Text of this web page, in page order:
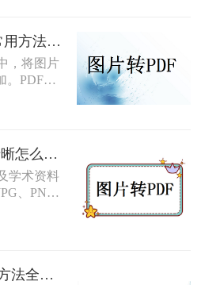
电脑图片转PDF：4种常用方法按Windows和Mac系统分别推荐！
，将图片
。PDF格
辑性和安
的首选。
及在线服
PDF的转
图片转PDF后模糊/不清晰怎么办？三种有效方法帮你解决！
学术资料
、PNG
文档。
样一个令
甚至无法
图片怎么转pdf？5常用方法全攻略！